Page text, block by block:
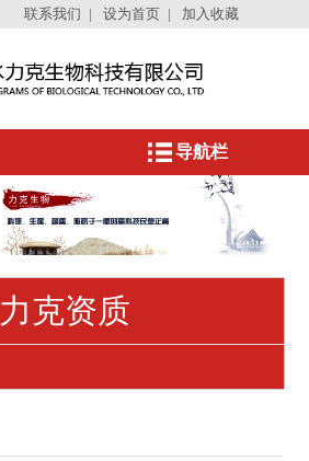
联系我们 | 设为首页 | 加入收藏
导航栏
力克资质